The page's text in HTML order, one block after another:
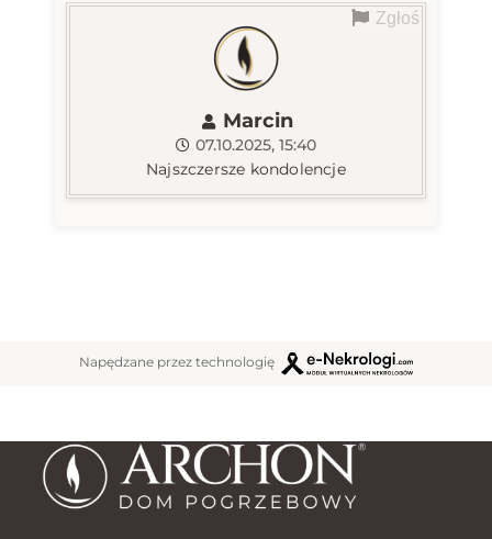
Marcin
07.10.2025, 15:40
Najszczersze kondolencje
Zgłoś
Napędzane przez technologię